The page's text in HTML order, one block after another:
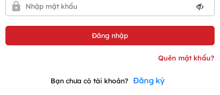
Bạn chưa có tài khoản? Đăng ký